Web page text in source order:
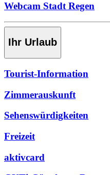
Webcam Stadt Regen
Ihr Urlaub
Tourist-Information
Zimmerauskunft
Sehenswürdigkeiten
Freizeit
aktivcard